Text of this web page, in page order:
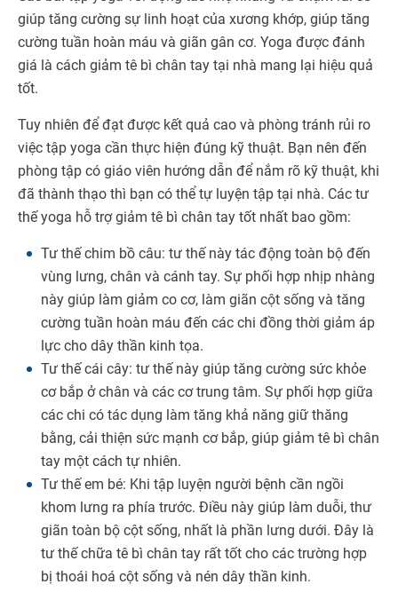
giúp tăng cường sự linh hoạt của xương khớp, giúp tăng
cường tuần hoàn máu và giãn gân cơ. Yoga được đánh
giá là cách giảm tê bì chân tay tại nhà mang lại hiệu quả
tốt.
Tuy nhiên để đạt được kết quả cao và phòng tránh rủi ro
việc tập yoga cần thực hiện đúng kỹ thuật. Bạn nên đến
phòng tập có giáo viên hướng dẫn để nắm rõ kỹ thuật, khi
đã thành thạo thì bạn có thể tự luyện tập tại nhà. Các tư
thế yoga hỗ trợ giảm tê bì chân tay tốt nhất bao gồm:
Tư thế chim bồ câu: tư thế này tác động toàn bộ đến
vùng lưng, chân và cánh tay. Sự phối hợp nhịp nhàng
này giúp làm giảm co cơ, làm giãn cột sống và tăng
cường tuần hoàn máu đến các chi đồng thời giảm áp
lực cho dây thần kinh tọa.
Tư thế cái cây: tư thế này giúp tăng cường sức khỏe
cơ bắp ở chân và các cơ trung tâm. Sự phối hợp giữa
các chi có tác dụng làm tăng khả năng giữ thăng
bằng, cải thiện sức mạnh cơ bắp, giúp giảm tê bì chân
tay một cách tự nhiên.
Tư thế em bé: Khi tập luyện người bệnh cần ngồi
khom lưng ra phía trước. Điều này giúp làm duỗi, thư
giãn toàn bộ cột sống, nhất là phần lưng dưới. Đây là
tư thế chữa tê bì chân tay rất tốt cho các trường hợp
bị thoái hoá cột sống và nén dây thần kinh.